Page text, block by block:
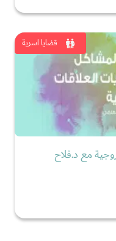
قضايا اسرية
مع د.فلاح